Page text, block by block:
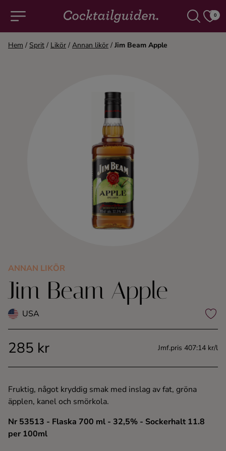
0
Alla cocktails & drinkar
Konjak
Likör
Shots
Vodka
Whisky
Hem / Sprit / Likör / Annan likör / Jim Beam Apple
ANNAN LIKÖR
Jim Beam Apple
USA
285 kr Jmf.pris 407:14 kr/l
Fruktig, något kryddig smak med inslag av fat, gröna
äpplen, kanel och smörkola.
Nr 53513 - Flaska 700 ml - 32,5% - Sockerhalt 11.8
per 100ml